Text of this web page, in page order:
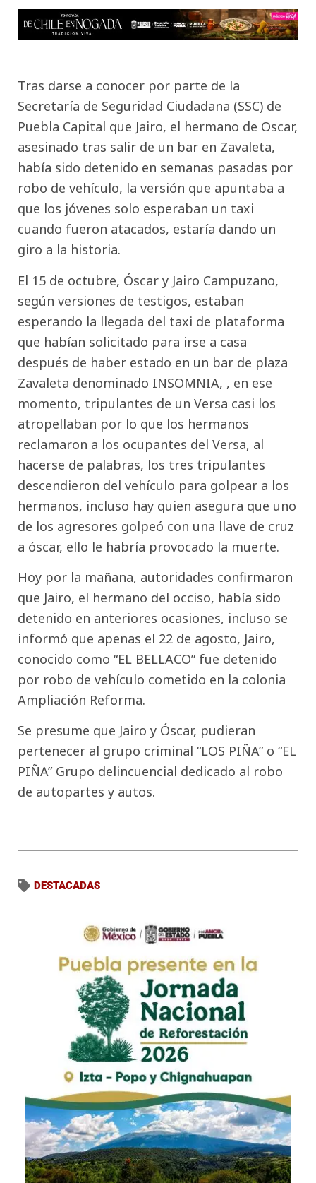
Tras darse a conocer por parte de la
Secretaría de Seguridad Ciudadana (SSC) de
Puebla Capital que Jairo, el hermano de Oscar,
asesinado tras salir de un bar en Zavaleta,
había sido detenido en semanas pasadas por
robo de vehículo, la versión que apuntaba a
que los jóvenes solo esperaban un taxi
cuando fueron atacados, estaría dando un
giro a la historia.
El 15 de octubre, Óscar y Jairo Campuzano,
según versiones de testigos, estaban
esperando la llegada del taxi de plataforma
que habían solicitado para irse a casa
después de haber estado en un bar de plaza
Zavaleta denominado INSOMNIA, , en ese
momento, tripulantes de un Versa casi los
atropellaban por lo que los hermanos
reclamaron a los ocupantes del Versa, al
hacerse de palabras, los tres tripulantes
descendieron del vehículo para golpear a los
hermanos, incluso hay quien asegura que uno
de los agresores golpeó con una llave de cruz
a óscar, ello le habría provocado la muerte.
Hoy por la mañana, autoridades confirmaron
que Jairo, el hermano del occiso, había sido
detenido en anteriores ocasiones, incluso se
informó que apenas el 22 de agosto, Jairo,
conocido como “EL BELLACO” fue detenido
por robo de vehículo cometido en la colonia
Ampliación Reforma.
Se presume que Jairo y Óscar, pudieran
pertenecer al grupo criminal “LOS PIÑA” o “EL
PIÑA” Grupo delincuencial dedicado al robo
de autopartes y autos.
DESTACADAS